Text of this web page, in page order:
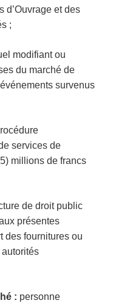
d’Ouvrage et des
;
modifiant ou
du marché de
survenus
services de
millions de francs
de droit public
présentes
des fournitures ou
: personne